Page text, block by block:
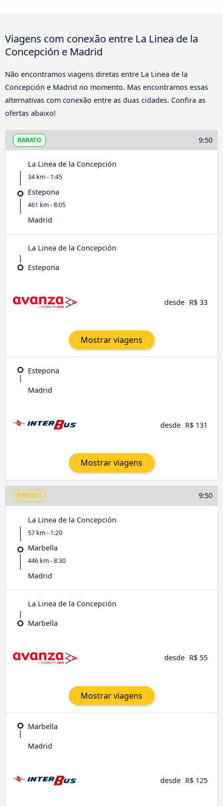
Viagens com conexão entre La Linea de la
Concepción e Madrid
Não encontramos viagens diretas entre La Linea de la
Concepción e Madrid no momento. Mas encontramos essas
alternativas com conexão entre as duas cidades. Confira as
ofertas abaixo!
BARATO 9:50
La Linea de la Concepción
34 km - 1:45
Estepona
461 km - 8:05
Madrid
La Linea de la Concepción
Estepona
desde R$ 33
Mostrar viagens
Estepona
Madrid
desde R$ 131
Mostrar viagens
RÁPIDO 9:50
La Linea de la Concepción
57 km - 1:20
Marbella
446 km - 8:30
Madrid
La Linea de la Concepción
Marbella
desde R$ 55
Mostrar viagens
Marbella
Madrid
desde R$ 125